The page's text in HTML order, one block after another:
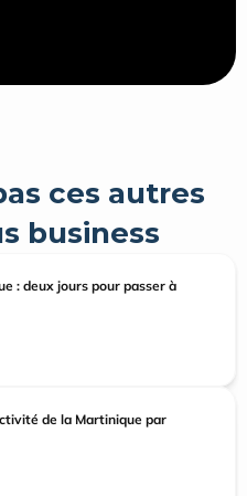
ces autres
business
: deux jours pour passer à
de la Martinique par